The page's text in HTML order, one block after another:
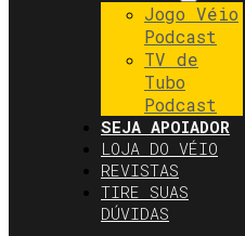
Jogo Véio
Podcast
TV de
Tubo
Podcast
SEJA APOIADOR
LOJA DO VÉIO
REVISTAS
TIRE SUAS
DÚVIDAS